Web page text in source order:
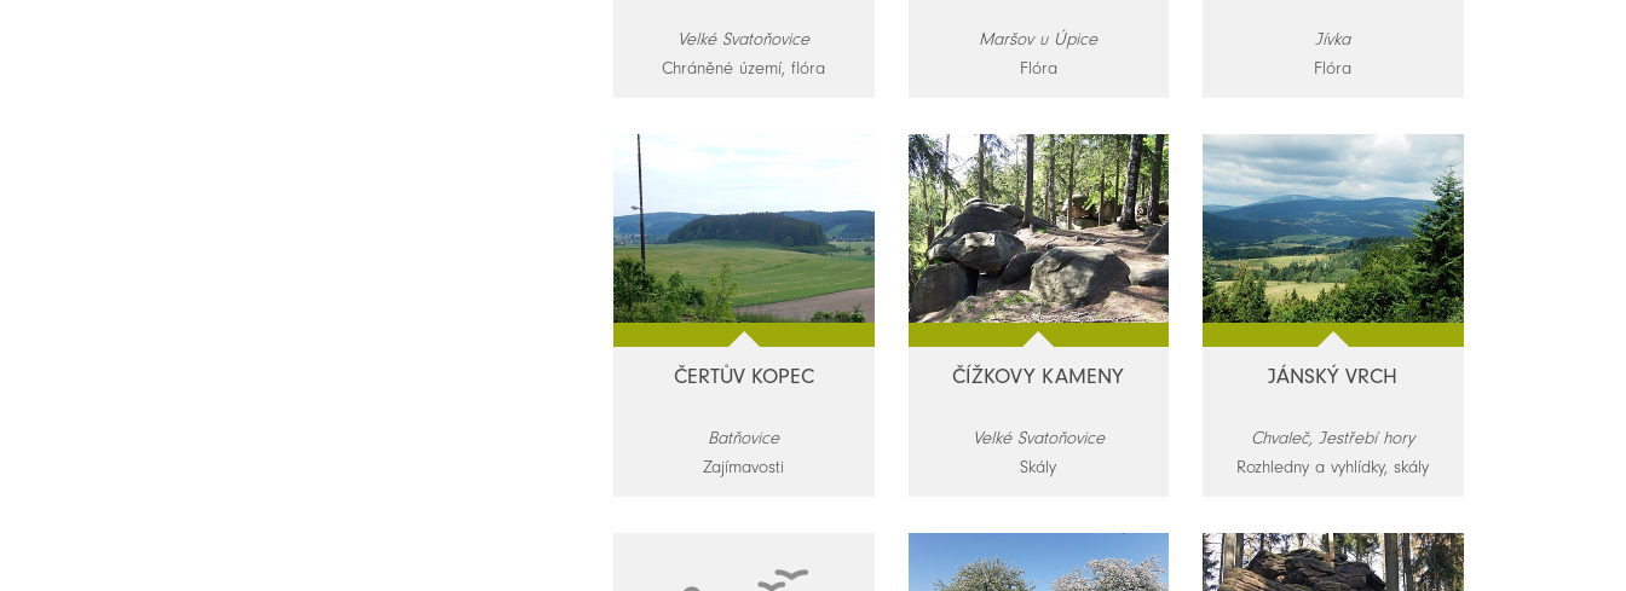
Velké Svatoňovice
Chráněné území, flóra
Maršov u Úpice
Flóra
Jívka
Flóra
ČERTŮV KOPEC
Batňovice
Zajímavosti
ČÍŽKOVY KAMENY
Velké Svatoňovice
Skály
JÁNSKÝ VRCH
Chvaleč, Jestřebí hory
Rozhledny a vyhlídky, skály